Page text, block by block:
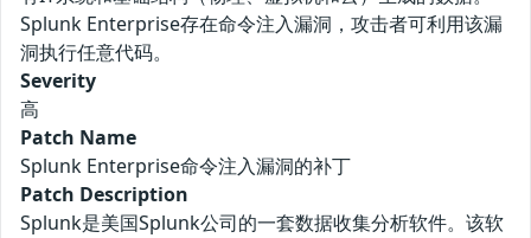
Splunk Enterprise存在命令注入漏洞，攻击者可利用该漏
洞执行任意代码。
Severity
高
Patch Name
Splunk Enterprise命令注入漏洞的补丁
Patch Description
Splunk是美国Splunk公司的一套数据收集分析软件。该软